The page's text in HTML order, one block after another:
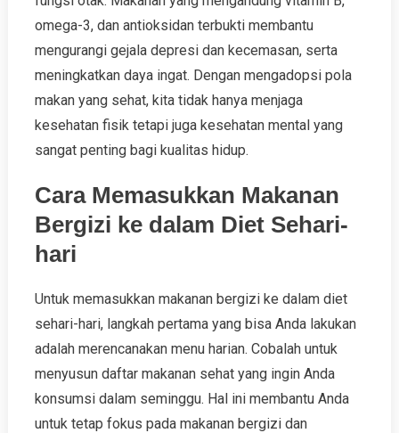
omega-3, dan antioksidan terbukti membantu
mengurangi gejala depresi dan kecemasan, serta
meningkatkan daya ingat. Dengan mengadopsi pola
makan yang sehat, kita tidak hanya menjaga
kesehatan fisik tetapi juga kesehatan mental yang
sangat penting bagi kualitas hidup.
Cara Memasukkan Makanan
Bergizi ke dalam Diet Sehari-
hari
Untuk memasukkan makanan bergizi ke dalam diet
sehari-hari, langkah pertama yang bisa Anda lakukan
adalah merencanakan menu harian. Cobalah untuk
menyusun daftar makanan sehat yang ingin Anda
konsumsi dalam seminggu. Hal ini membantu Anda
untuk tetap fokus pada makanan bergizi dan